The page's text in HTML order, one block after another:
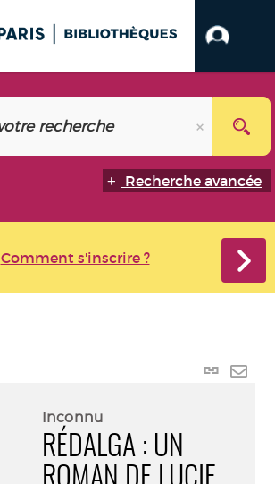
Recherche avancée
Comment s'inscrire ?
Lien
Inconnu
RÉDALGA : UN